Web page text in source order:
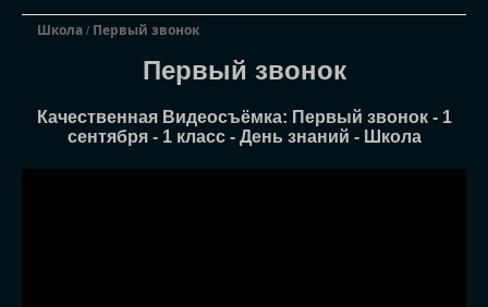
Школа / Первый звонок
Первый звонок
Качественная Видеосъёмка: Первый звонок - 1
сентября - 1 класс - День знаний - Школа